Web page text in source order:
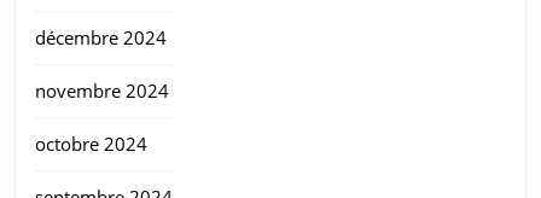
décembre 2024
novembre 2024
octobre 2024